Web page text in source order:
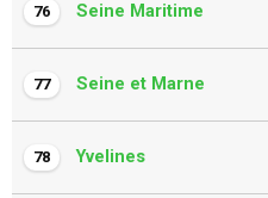
76 Seine Maritime
77 Seine et Marne
78 Yvelines